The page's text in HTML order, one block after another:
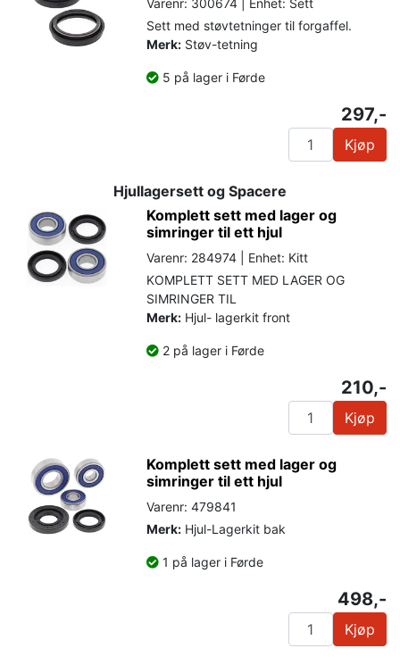
Sett med støvtetninger til forgaffel.
Merk: Støv-tetning
5 på lager i Førde
297,-
Kjøp
Hjullagersett og Spacere
Komplett sett med lager og
simringer til ett hjul
Varenr: 284974 | Enhet: Kitt
KOMPLETT SETT MED LAGER OG
SIMRINGER TIL
Merk: Hjul- lagerkit front
2 på lager i Førde
210,-
Kjøp
Komplett sett med lager og
simringer til ett hjul
Varenr: 479841
Merk: Hjul-Lagerkit bak
1 på lager i Førde
498,-
Kjøp